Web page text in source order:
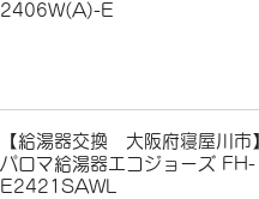
2406W(A)-E
【給湯器交換 大阪府寝屋川市
パロマ給湯器エコジョーズ FH-
E2421SAWL